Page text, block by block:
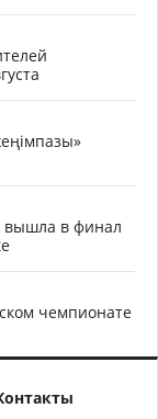
вышла в финал
чемпионате